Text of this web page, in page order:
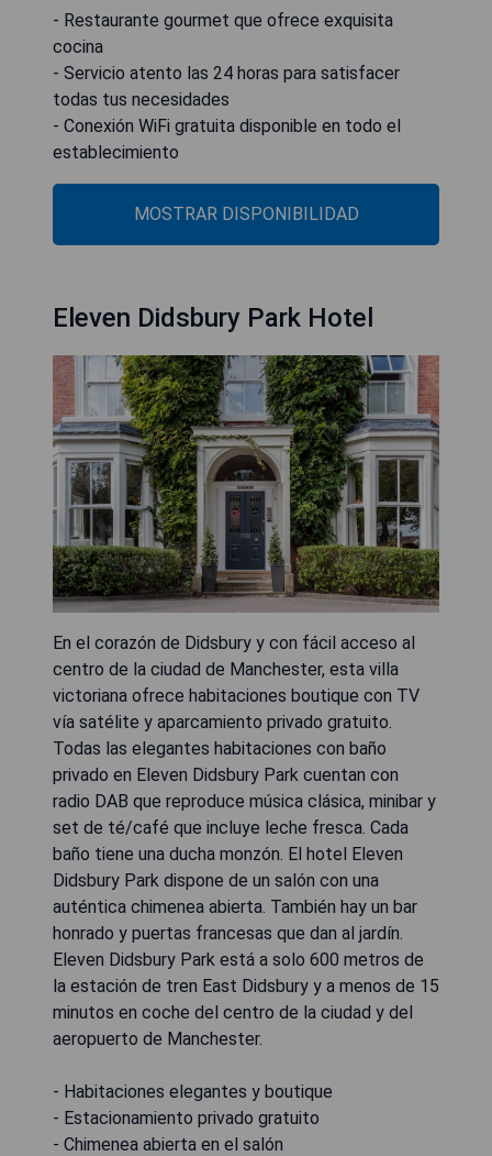
- Restaurante gourmet que ofrece exquisita
cocina
- Servicio atento las 24 horas para satisfacer
todas tus necesidades
- Conexión WiFi gratuita disponible en todo el
establecimiento
MOSTRAR DISPONIBILIDAD
Eleven Didsbury Park Hotel
En el corazón de Didsbury y con fácil acceso al
centro de la ciudad de Manchester, esta villa
victoriana ofrece habitaciones boutique con TV
vía satélite y aparcamiento privado gratuito.
Todas las elegantes habitaciones con baño
privado en Eleven Didsbury Park cuentan con
radio DAB que reproduce música clásica, minibar y
set de té/café que incluye leche fresca. Cada
baño tiene una ducha monzón. El hotel Eleven
Didsbury Park dispone de un salón con una
auténtica chimenea abierta. También hay un bar
honrado y puertas francesas que dan al jardín.
Eleven Didsbury Park está a solo 600 metros de
la estación de tren East Didsbury y a menos de 15
minutos en coche del centro de la ciudad y del
aeropuerto de Manchester.
- Habitaciones elegantes y boutique
- Estacionamiento privado gratuito
- Chimenea abierta en el salón